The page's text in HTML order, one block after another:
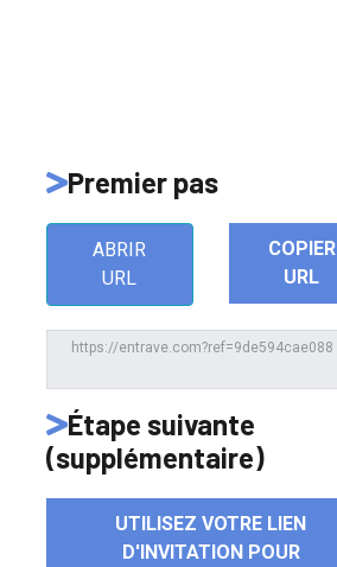
Premier pas
ABRIR
URL
COPIER
URL
Étape suivante
(supplémentaire)
UTILISEZ VOTRE LIEN
D'INVITATION POUR